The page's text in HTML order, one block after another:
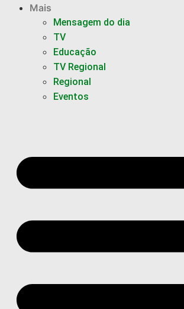
Mais
Mensagem do dia
TV
Educação
TV Regional
Regional
Eventos